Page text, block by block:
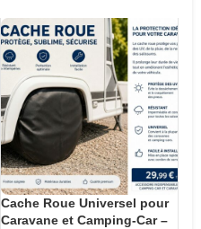
Cache Roue Universel pour
Caravane et Camping-Car –